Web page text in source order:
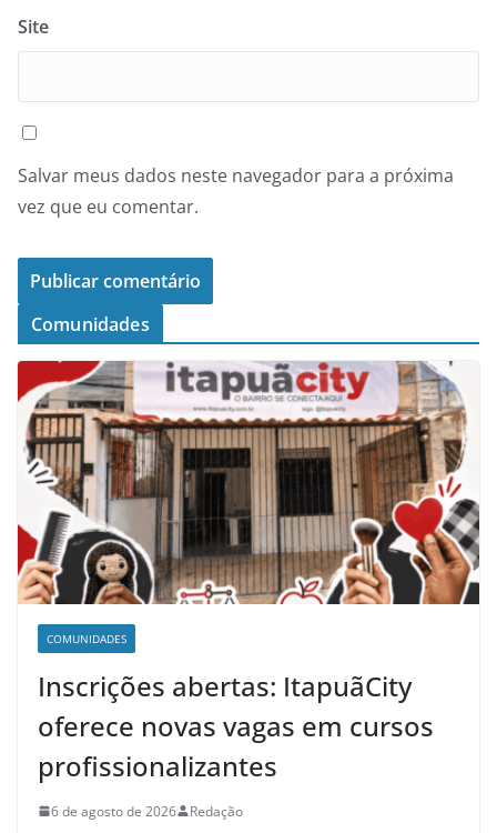
Site
Salvar meus dados neste navegador para a próxima
vez que eu comentar.
Comunidades
COMUNIDADES
Inscrições abertas: ItapuãCity
oferece novas vagas em cursos
profissionalizantes
6 de agosto de 2026 Redação